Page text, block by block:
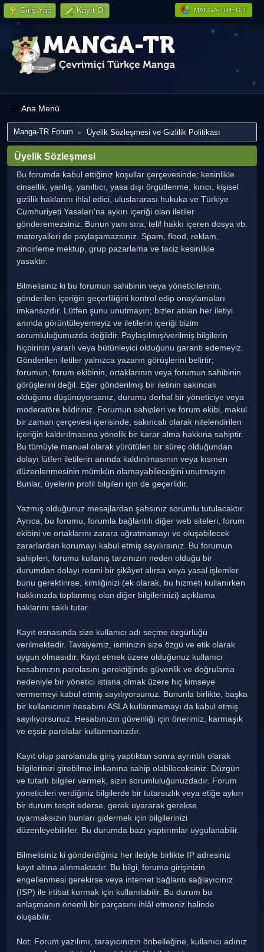
MANGA-TR'E GIT
Giriş Yap Kayıt Ol
Ana Menü
Manga-TR Forum ► Üyelik Sözleşmesi ve Gizlilik Politikası
Üyelik Sözleşmesi
Bu forumda kabul ettiğiniz koşullar çerçevesinde; kesinlikle
cinsellik, yanlış, yanıltıcı, yasa dışı örgütlenme, kırıcı, kişisel
gizlilik haklarını ihlal edici, uluslararası hukuka ve Türkiye
Cumhuriyeti Yasaları'na aykırı içeriği olan iletiler
gönderemezsiniz. Bunun yanı sıra, telif hakkı içeren dosya vb.
materyalleri de paylaşamazsınız. Spam, flood, reklam,
zincirleme mektup, grup pazarlama ve taciz kesinlikle
yasaktır.
Bilmelisiniz ki bu forumun sahibinin veya yöneticilerinin,
gönderilen içeriğin geçerliliğini kontrol edip onaylamaları
imkansızdır. Lütfen şunu unutmayın; bizler atılan her iletiyi
anında görüntüleyemeyiz ve iletilerin içeriği bizim
sorumluluğumuzda değildir. Paylaşılmış/verilmiş bilgilerin
hiçbirinin yararlı veya bütünleyici olduğunu garanti edemeyiz.
Gönderilen iletiler yalnızca yazarın görüşlerini belirtir;
forumun, forum ekibinin, ortaklarının veya forumun sahibinin
görüşlerini değil. Eğer gönderilmiş bir iletinin sakıncalı
olduğunu düşünüyorsanız, durumu derhal bir yöneticiye veya
moderatöre bildiriniz. Forumun sahipleri ve forum ekibi, makul
bir zaman çerçevesi içerisinde, sakıncalı olarak nitelendirilen
içeriğin kaldırılmasına yönelik bir karar alma hakkına sahiptir.
Bu tümüyle manuel olarak yürütülen bir süreç olduğundan
dolayı lütfen iletilerin anında kaldırılmasının veya kısmen
düzenlenmesinin mümkün olamayabileceğini unutmayın.
Bunlar, üyelerin profil bilgileri için de geçerlidir.
Yazmış olduğunuz mesajlardan şahsınız sorumlu tutulacaktır.
Ayrıca, bu forumu, forumla bağlantılı diğer web siteleri, forum
ekibini ve ortaklarını zarara uğratmamayı ve oluşabilecek
zararlardan korumayı kabul etmiş sayılırsınız. Bu forumun
sahipleri, forumu kullanış tarzınızın neden olduğu bir
durumdan dolayı resmi bir şikâyet alırsa veya yasal işlemler
bunu gerektirirse, kimliğinizi (ek olarak, bu hizmeti kullanırken
hakkınızda toplanmış olan diğer bilgilerinizi) açıklama
haklarını saklı tutar.
Kayıt esnasında size kullanıcı adı seçme özgürlüğü
verilmektedir. Tavsiyemiz, isminizin size özgü ve etik olarak
uygun olmasıdır. Kayıt etmek üzere olduğunuz kullanıcı
hesabınızın parolasını gerektiğinde güvenlik ve doğrulama
nedeniyle bir yönetici istisna olmak üzere hiç kimseye
vermemeyi kabul etmiş sayılıyorsunuz. Bununla birlikte, başka
bir kullanıcının hesabını ASLA kullanmamayı da kabul etmiş
sayılıyorsunuz. Hesabınızın güvenliği için önerimiz, karmaşık
ve eşsiz parolalar kullanmanızdır.
Kayıt olup parolanızla giriş yaptıktan sonra ayrıntılı olarak
bilgilerinizi girebilme imkanına sahip olabileceksiniz. Düzgün
ve tutarlı bilgiler vermek, sizin sorumluluğunuzdadır. Forum
yöneticileri verdiğiniz bilgilerde bir tutarsızlık veya etiğe aykırı
bir durum tespit ederse, gerek uyararak gerekse
uyarmaksızın bunları gidermek için bilgilerinizi
düzenleyebilirler. Bu durumda bazı yaptırımlar uygulanabilir.
Bilmelisiniz ki gönderdiğiniz her iletiyle birlikte IP adresiniz
kayıt altına alınmaktadır. Bu bilgi, foruma girişinizin
engellenmesi gerekirse veya internet bağlantı sağlayıcınız
(ISP) ile irtibat kurmak için kullanılabilir. Bu durum bu
anlaşmanın önemli bir parçasını ihlâl etmeniz halinde
oluşabilir.
Not: Forum yazılımı, tarayıcınızın önbelleğine, kullanıcı adınız